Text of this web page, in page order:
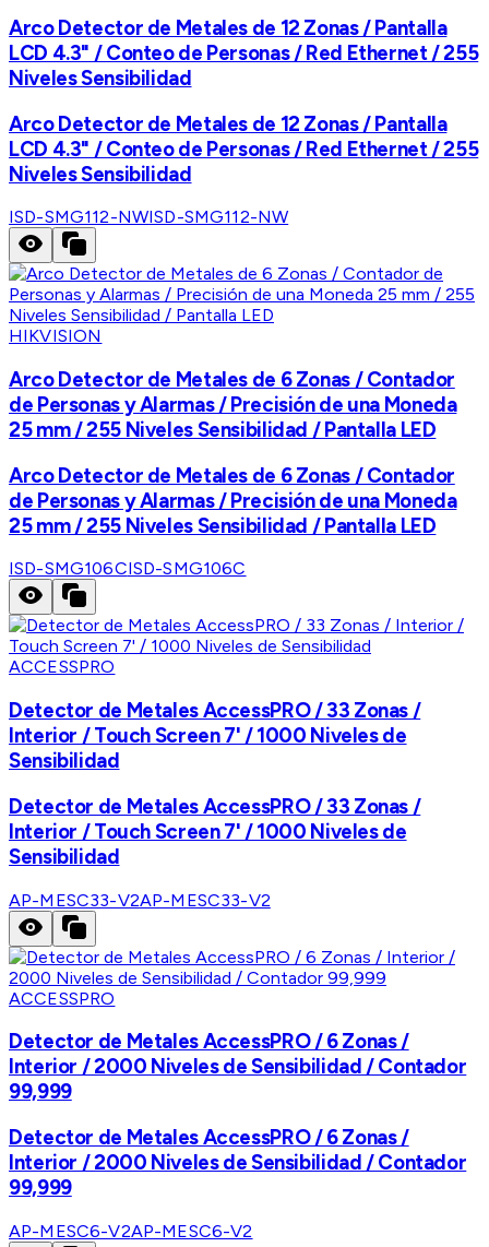
Arco Detector de Metales de 12 Zonas / Pantalla
LCD 4.3" / Conteo de Personas / Red Ethernet / 255
Niveles Sensibilidad
Arco Detector de Metales de 12 Zonas / Pantalla
LCD 4.3" / Conteo de Personas / Red Ethernet / 255
Niveles Sensibilidad
ISD-SMG112-NWISD-SMG112-NW
HIKVISION
Arco Detector de Metales de 6 Zonas / Contador
de Personas y Alarmas / Precisión de una Moneda
25 mm / 255 Niveles Sensibilidad / Pantalla LED
Arco Detector de Metales de 6 Zonas / Contador
de Personas y Alarmas / Precisión de una Moneda
25 mm / 255 Niveles Sensibilidad / Pantalla LED
ISD-SMG106CISD-SMG106C
ACCESSPRO
Detector de Metales AccessPRO / 33 Zonas /
Interior / Touch Screen 7' / 1000 Niveles de
Sensibilidad
Detector de Metales AccessPRO / 33 Zonas /
Interior / Touch Screen 7' / 1000 Niveles de
Sensibilidad
AP-MESC33-V2AP-MESC33-V2
ACCESSPRO
Detector de Metales AccessPRO / 6 Zonas /
Interior / 2000 Niveles de Sensibilidad / Contador
99,999
Detector de Metales AccessPRO / 6 Zonas /
Interior / 2000 Niveles de Sensibilidad / Contador
99,999
AP-MESC6-V2AP-MESC6-V2